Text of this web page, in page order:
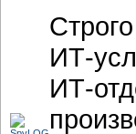
ИТ-
ИТ-